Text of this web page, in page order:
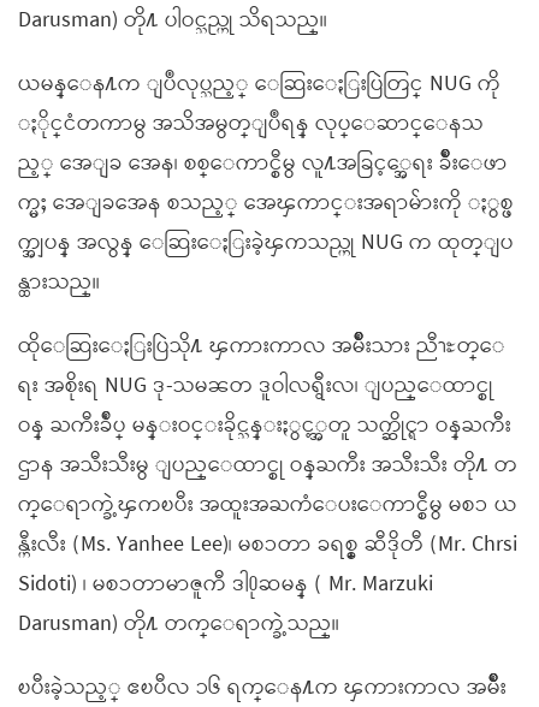
Darusman) တို႔ ပါဝင္သည္ဟု သိရသည္။
ယမန္ေန႔က ျပဳလုပ္သည့္ ေဆြးေႏြးပြဲတြင္ NUG ကို
ႏိုင္ငံတကာမွ အသိအမွတ္ျပဳရန္ လုပ္ေဆာင္ေနသ
ည့္ အေျခ အေန၊ စစ္ေကာင္စီမွ လူ႔အခြင့္အေရး ခ်ိဳးေဖာ
က္မႈ အေျခအေန စသည့္ အေၾကာင္းအရာမ်ားကို ႏွစ္ဖ
က္အျပန္ အလွန္ ေဆြးေႏြးခဲ့ၾကသည္ဟု NUG က ထုတ္ျပ
န္ထားသည္။
ထိုေဆြးေႏြးပြဲသို႔ ၾကားကာလ အမ်ိဳးသား ညီၫႊတ္ေ
ရး အစိုးရ NUG ဒု-သမၼတ ဒူဝါလရွီးလ၊ ျပည္ေထာင္စု
ဝန္ ႀကီးခ်ဳပ္ မန္းဝင္းခိုင္သန္းႏွင့္အတူ သက္ဆိုင္ရာ ဝန္ႀကီး
ဌာန အသီးသီးမွ ျပည္ေထာင္စု ဝန္ႀကီး အသီးသီး တို႔ တ
က္ေရာက္ခဲ့ၾကၿပီး အထူးအႀကံေပးေကာင္စီမွ မစၥ ယ
န္ဟီးလီး (Ms. Yanhee Lee)၊ မစၥတာ ခရစ္စ္ ဆီဒိုတီ (Mr. Chrsi
Sidoti) ၊ မစၥတာမာဇူကီ ဒါ႐ုဆမန္ ( Mr. Marzuki
Darusman) တို႔ တက္‌ေရာက္ခဲ့သည္။
ၿပီးခဲ့သည့္ ဧၿပီလ ၁၆ ရက္ေန႔က ၾကားကာလ အမ်ိဳး